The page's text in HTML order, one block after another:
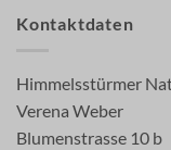
Kontaktdaten
Himmelsstürmer
Verena Weber
Blumenstrasse 10 b